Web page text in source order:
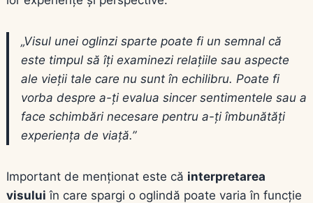
„Visul unei oglinzi sparte poate fi un semnal că
este timpul să îți examinezi relațiile sau aspecte
ale vieții tale care nu sunt în echilibru. Poate fi
vorba despre a-ți evalua sincer sentimentele sau a
face schimbări necesare pentru a-ți îmbunătăți
experiența de viață.”
Important de menționat este că interpretarea
visului în care spargi o oglindă poate varia în funcție